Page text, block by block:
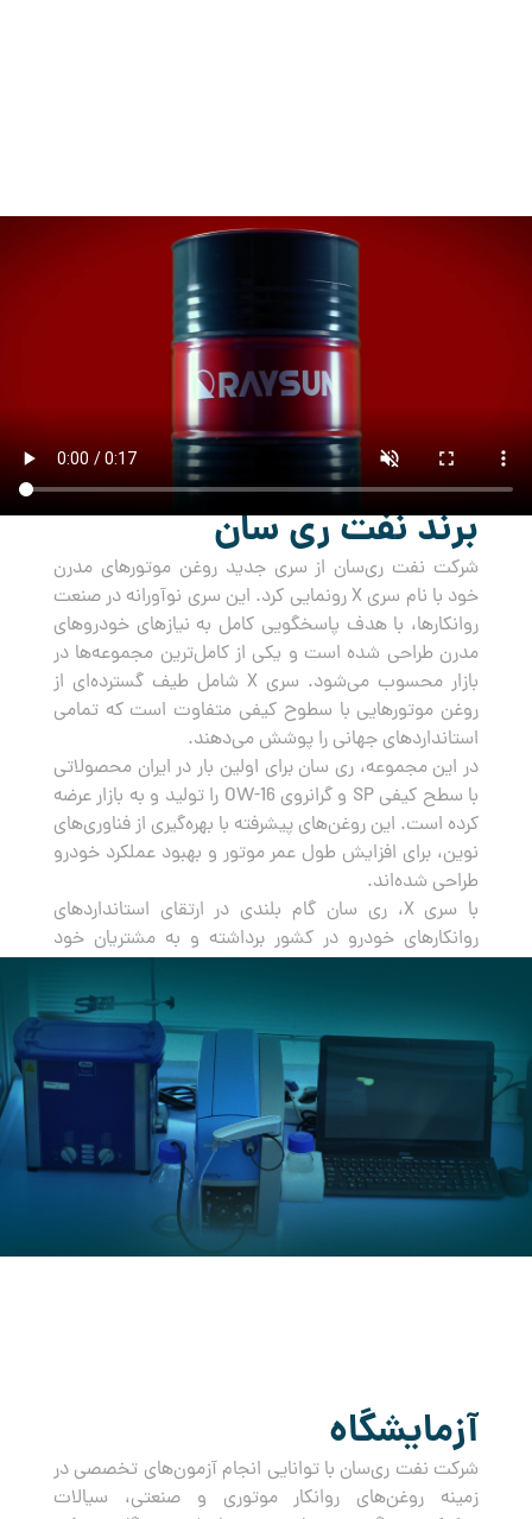
برند نفت ری سان
شرکت نفت ری‌سان از سری جدید روغن‌ موتورهای مدرن
خود با نام سری X رونمایی کرد. این سری نوآورانه در صنعت
روانکارها، با هدف پاسخگویی کامل به نیازهای خودروهای
مدرن طراحی شده است و یکی از کامل‌ترین مجموعه‌ها در
بازار محسوب می‌شود. سری X شامل طیف گسترده‌ای از
روغن‌ موتورهایی با سطوح کیفی متفاوت است که تمامی
استانداردهای جهانی را پوشش می‌دهند.
در این مجموعه، ری سان برای اولین بار در ایران محصولاتی
با سطح کیفی SP و گرانروی OW-16 را تولید و به بازار عرضه
کرده است. این روغن‌های پیشرفته با بهره‌گیری از فناوری‌های
نوین، برای افزایش طول عمر موتور و بهبود عملکرد خودرو
طراحی شده‌اند.
با سری X، ری سان گام بلندی در ارتقای استانداردهای
روانکارهای خودرو در کشور برداشته و به مشتریان خود
آزمایشگاه
شرکت نفت ری‌سان با توانایی انجام آزمون‌های تخصصی در
زمینه روغن‌های روانکار موتوری و صنعتی، سیالات